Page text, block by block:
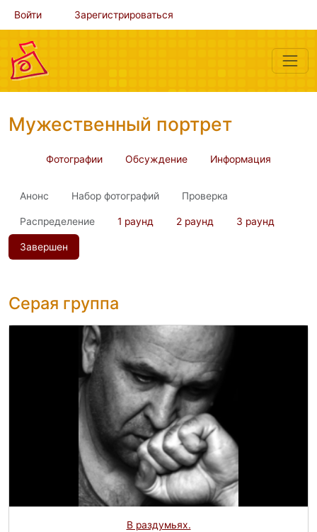
Войти Зарегистрироваться
Мужественный портрет
Фотографии Обсуждение Информация
Анонс Набор фотографий Проверка
Распределение 1 раунд 2 раунд 3 раунд
Завершен
Серая группа
В раздумьях.